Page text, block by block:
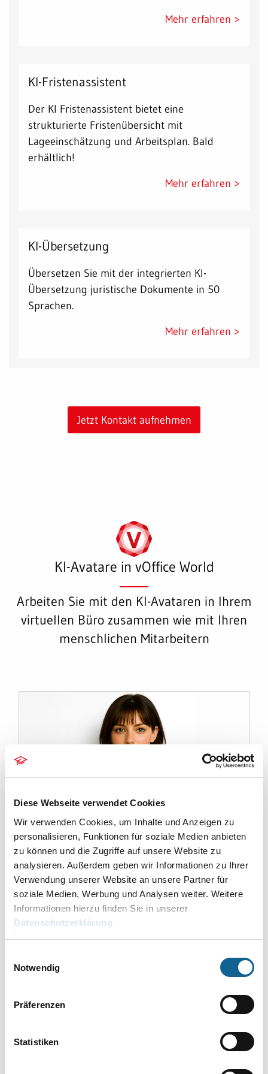
Diese Webseite verwendet Cookies
Wir verwenden Cookies, um Inhalte und Anzeigen zu
personalisieren, Funktionen für soziale Medien anbieten
zu können und die Zugriffe auf unsere Website zu
analysieren. Außerdem geben wir Informationen zu Ihrer
Verwendung unserer Website an unsere Partner für
soziale Medien, Werbung und Analysen weiter. Weitere
Informationen hierzu finden Sie in unserer
Datenschutzerklärung.
Impressum
Notwendig
Präferenzen
Statistiken
Mehr erfahren >
KI-Fristenassistent
Der KI Fristenassistent bietet eine
strukturierte Fristenübersicht mit
Lageeinschätzung und Arbeitsplan. Bald
erhältlich!
Mehr erfahren >
KI-Übersetzung
Übersetzen Sie mit der integrierten KI-
Übersetzung juristische Dokumente in 50
Sprachen.
Mehr erfahren >
Jetzt Kontakt aufnehmen
KI-Avatare in vOffice World
Arbeiten Sie mit den KI-Avataren in Ihrem
virtuellen Büro zusammen wie mit Ihren
menschlichen Mitarbeitern
Tilda Translator
Dieser KI-Avatar übersetzt in
Videokonferenzen für alle Teilnehmer das
Gespräch in Echtzeit in eine Sprache ihrer
Wahl.